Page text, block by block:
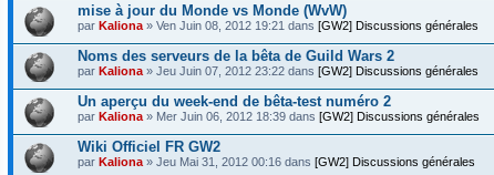
mise à jour du Monde vs Monde (WvW)
par Kaliona » Ven Juin 08, 2012 19:21 dans [GW2] Discussions générales
Noms des serveurs de la bêta de Guild Wars 2
par Kaliona » Jeu Juin 07, 2012 23:22 dans [GW2] Discussions générales
Un aperçu du week-end de bêta-test numéro 2
par Kaliona » Mer Juin 06, 2012 18:39 dans [GW2] Discussions générales
Wiki Officiel FR GW2
par Kaliona » Jeu Mai 31, 2012 00:16 dans [GW2] Discussions générales